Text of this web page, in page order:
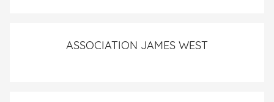
ASSOCIATION JAMES WEST